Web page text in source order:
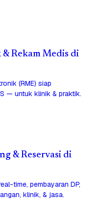
Rekam Medis di
(RME) siap
— untuk klinik & praktik.
& Reservasi di
time, pembayaran DP,
klinik, & jasa.